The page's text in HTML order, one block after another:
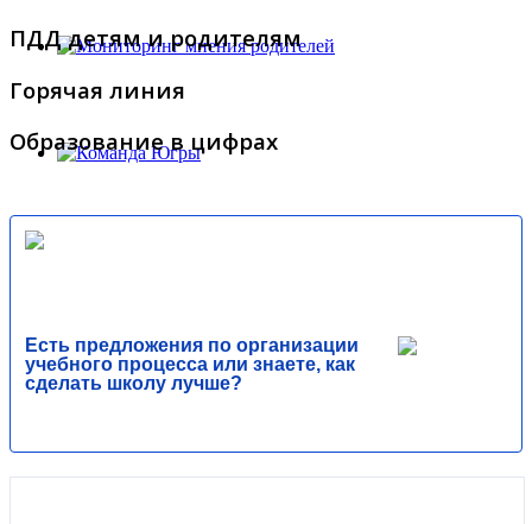
ПДД детям и родителям
Горячая линия
Образование в цифрах
Есть предложения по организации
учебного процесса или знаете, как
сделать школу лучше?